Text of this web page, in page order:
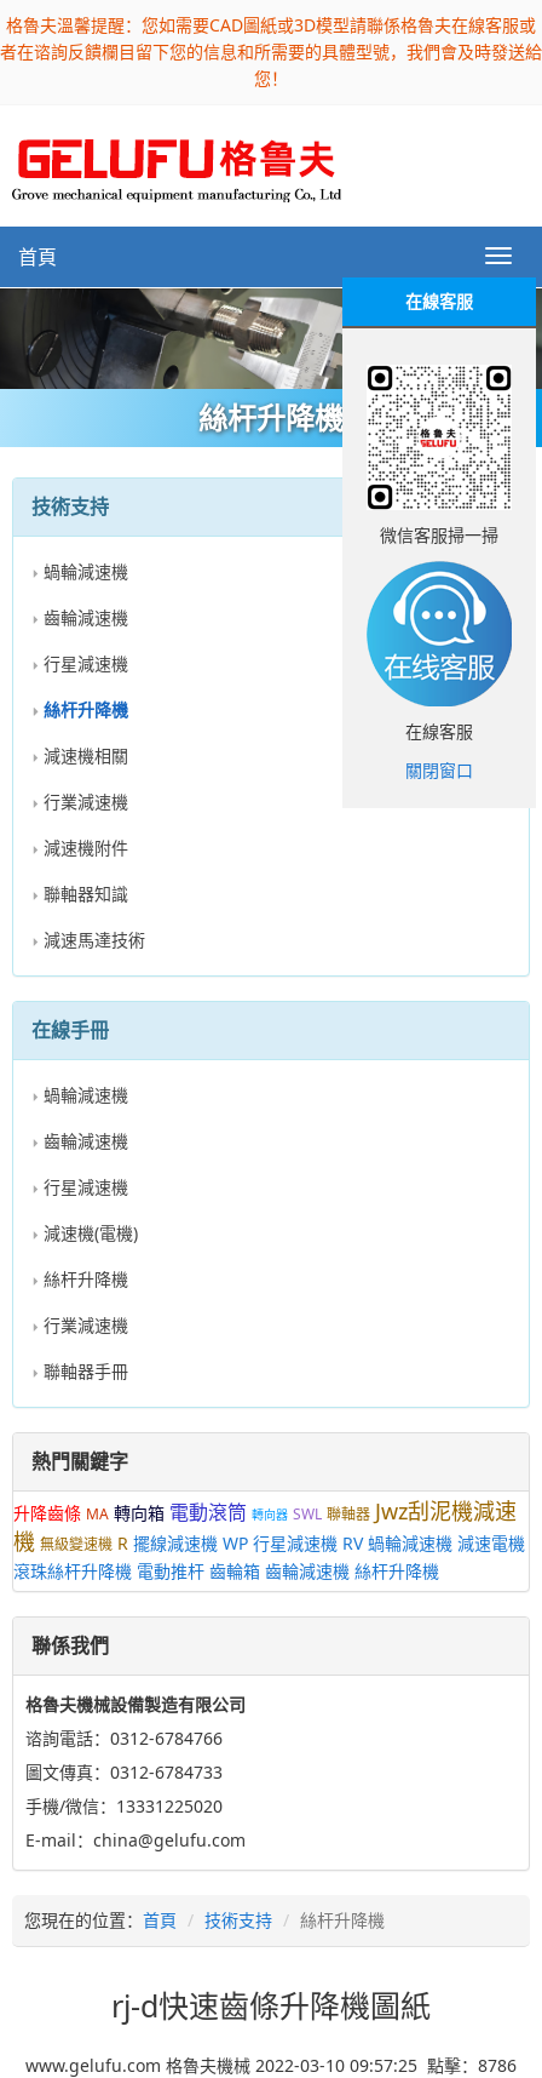
格魯夫溫馨提醒：您如需要CAD圖紙或3D模型請聯係格魯夫在線客服或
者在谘詢反饋欄目留下您的信息和所需要的具體型號，我們會及時發送給
您！
首頁
絲杆升降機
技術支持
蝸輪減速機
齒輪減速機
行星減速機
絲杆升降機
減速機相關
行業減速機
減速機附件
聯軸器知識
減速馬達技術
在線手冊
蝸輪減速機
齒輪減速機
行星減速機
減速機(電機)
絲杆升降機
行業減速機
聯軸器手冊
熱門關鍵字
升降齒條 MA 轉向箱 電動滾筒 轉向器 SWL 聯軸器 Jwz刮泥機減速
機 無級變速機 R 擺線減速機 WP 行星減速機 RV 蝸輪減速機 減速電機
滾珠絲杆升降機 電動推杆 齒輪箱 齒輪減速機 絲杆升降機
聯係我們
格魯夫機械設備製造有限公司
谘詢電話：0312-6784766
圖文傳真：0312-6784733
手機/微信：13331225020
E-mail：china@gelufu.com
您現在的位置： 首頁 技術支持 絲杆升降機
rj-d快速齒條升降機圖紙
www.gelufu.com 格魯夫機械 2022-03-10 09:57:25 點擊： 8786
在線客服
微信客服掃一掃
在線客服
關閉窗口